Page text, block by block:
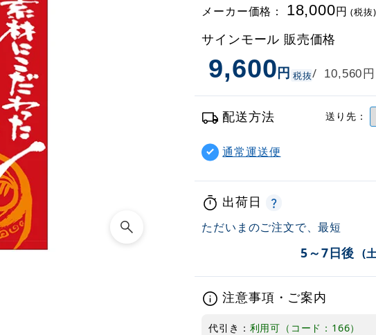
メーカー価格： 18,000円(税抜)
サインモール 販売価格
9,600円 税抜/ 10,560円
配送方法 送り先：
通常運送便
出荷日
ただいまのご注文で、最短
5～7日後 (
注意事項・ご案内
代引き： 利用可（コード：166）